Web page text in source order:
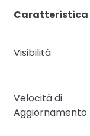
Caratteristica
Visibilità
Velocità di
Aggiornamento